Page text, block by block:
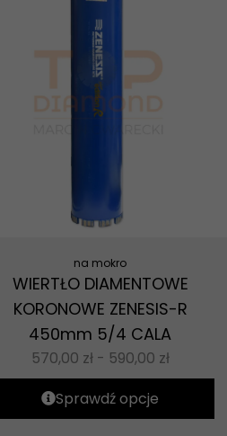
na mokro
WIERTŁO DIAMENTOWE
KORONOWE ZENESIS-R
450mm 5/4 CALA
570,00 zł - 590,00 zł
Sprawdź opcje